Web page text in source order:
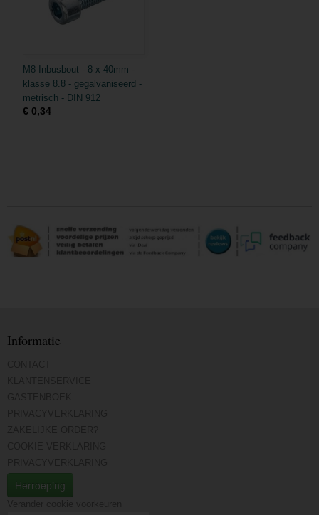
M8 Inbusbout - 8 x 40mm -
klasse 8.8 - gegalvaniseerd -
metrisch - DIN 912
€ 0,34
Informatie
Herroeping